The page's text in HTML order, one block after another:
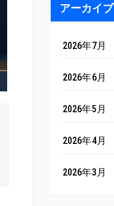
アーカイブ
2026年7月
2026年6月
2026年5月
2026年4月
2026年3月